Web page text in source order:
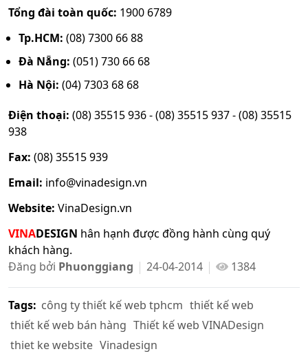
Tổng đài toàn quốc: 1900 6789
Tp.HCM: (08) 7300 66 88
Đà Nẵng: (051) 730 66 68
Hà Nội: (04) 7303 68 68
Điện thoại: (08) 35515 936 - (08) 35515 937 - (08) 35515
938
Fax: (08) 35515 939
Email: info@vinadesign.vn
Website: VinaDesign.vn
VINADESIGN hân hạnh được đồng hành cùng quý
khách hàng.
Đăng bởi Phuonggiang 24-04-2014 1384
Tags: công ty thiết kế web tphcm thiết kế web
thiết kế web bán hàng Thiết kế web VINADesign
thiet ke website Vinadesign